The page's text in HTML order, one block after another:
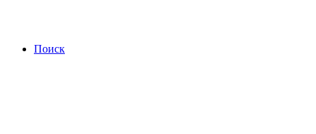
Поиск